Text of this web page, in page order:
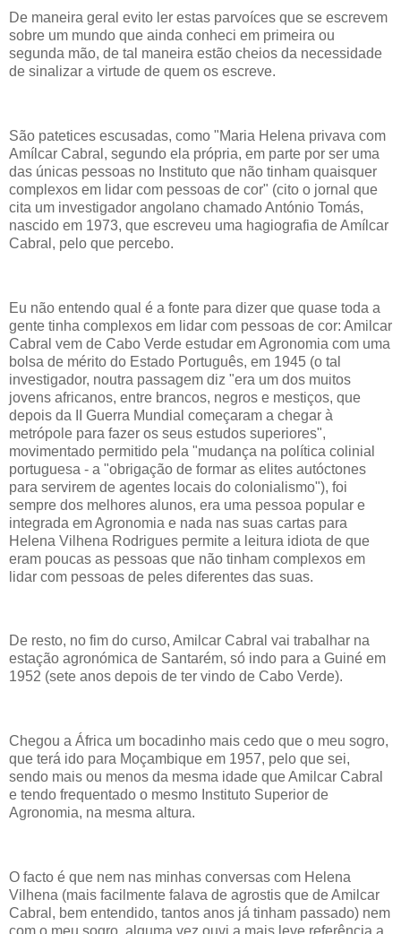
De maneira geral evito ler estas parvoíces que se escrevem
sobre um mundo que ainda conheci em primeira ou
segunda mão, de tal maneira estão cheios da necessidade
de sinalizar a virtude de quem os escreve.
São patetices escusadas, como "Maria Helena privava com
Amílcar Cabral, segundo ela própria, em parte por ser uma
das únicas pessoas no Instituto que não tinham quaisquer
complexos em lidar com pessoas de cor" (cito o jornal que
cita um investigador angolano chamado António Tomás,
nascido em 1973, que escreveu uma hagiografia de Amílcar
Cabral, pelo que percebo.
Eu não entendo qual é a fonte para dizer que quase toda a
gente tinha complexos em lidar com pessoas de cor: Amilcar
Cabral vem de Cabo Verde estudar em Agronomia com uma
bolsa de mérito do Estado Português, em 1945 (o tal
investigador, noutra passagem diz "era um dos muitos
jovens africanos, entre brancos, negros e mestiços, que
depois da II Guerra Mundial começaram a chegar à
metrópole para fazer os seus estudos superiores",
movimentado permitido pela "mudança na política colinial
portuguesa - a "obrigação de formar as elites autóctones
para servirem de agentes locais do colonialismo"), foi
sempre dos melhores alunos, era uma pessoa popular e
integrada em Agronomia e nada nas suas cartas para
Helena Vilhena Rodrigues permite a leitura idiota de que
eram poucas as pessoas que não tinham complexos em
lidar com pessoas de peles diferentes das suas.
De resto, no fim do curso, Amilcar Cabral vai trabalhar na
estação agronómica de Santarém, só indo para a Guiné em
1952 (sete anos depois de ter vindo de Cabo Verde).
Chegou a África um bocadinho mais cedo que o meu sogro,
que terá ido para Moçambique em 1957, pelo que sei,
sendo mais ou menos da mesma idade que Amilcar Cabral
e tendo frequentado o mesmo Instituto Superior de
Agronomia, na mesma altura.
O facto é que nem nas minhas conversas com Helena
Vilhena (mais facilmente falava de agrostis que de Amilcar
Cabral, bem entendido, tantos anos já tinham passado) nem
com o meu sogro, alguma vez ouvi a mais leve referência a